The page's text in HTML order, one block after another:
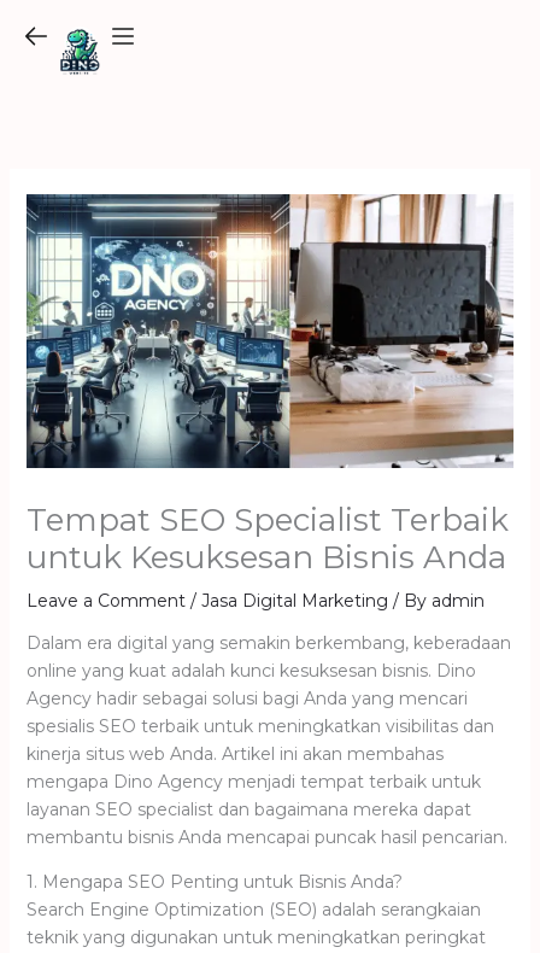
content
Tempat SEO Specialist Terbaik
untuk Kesuksesan Bisnis Anda
Leave a Comment / Jasa Digital Marketing / By admin
Dalam era digital yang semakin berkembang, keberadaan
online yang kuat adalah kunci kesuksesan bisnis. Dino
Agency hadir sebagai solusi bagi Anda yang mencari
spesialis SEO terbaik untuk meningkatkan visibilitas dan
kinerja situs web Anda. Artikel ini akan membahas
mengapa Dino Agency menjadi tempat terbaik untuk
layanan SEO specialist dan bagaimana mereka dapat
membantu bisnis Anda mencapai puncak hasil pencarian.
1. Mengapa SEO Penting untuk Bisnis Anda?
Search Engine Optimization (SEO) adalah serangkaian
teknik yang digunakan untuk meningkatkan peringkat